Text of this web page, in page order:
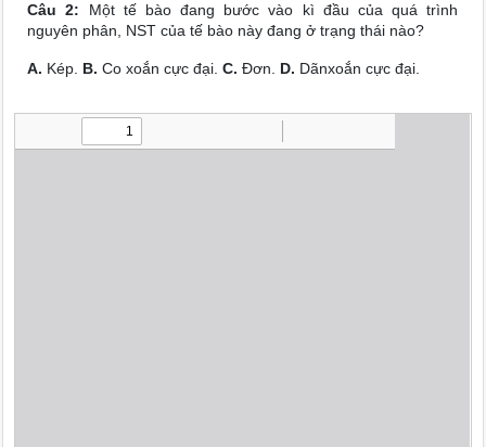
Câu 2: Một tế bào đang bước vào kì đầu của quá trình
nguyên phân, NST của tế bào này đang ở trạng thái nào?
A. Kép. B.Co xoắn cực đại.C.Đơn. D. Dãnxoắn cực đại.